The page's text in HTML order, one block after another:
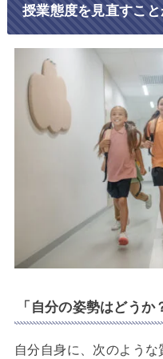
授業態度を見直すこ
「自分の姿勢はどう
自分自身に、次のような